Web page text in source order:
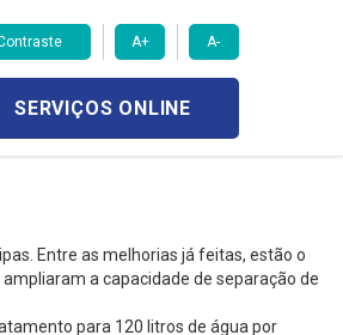
A+ A-
SERVIÇOS ONLINE
Entre as melhorias já feitas, estão o
a capacidade de separação de
para 120 litros de água por